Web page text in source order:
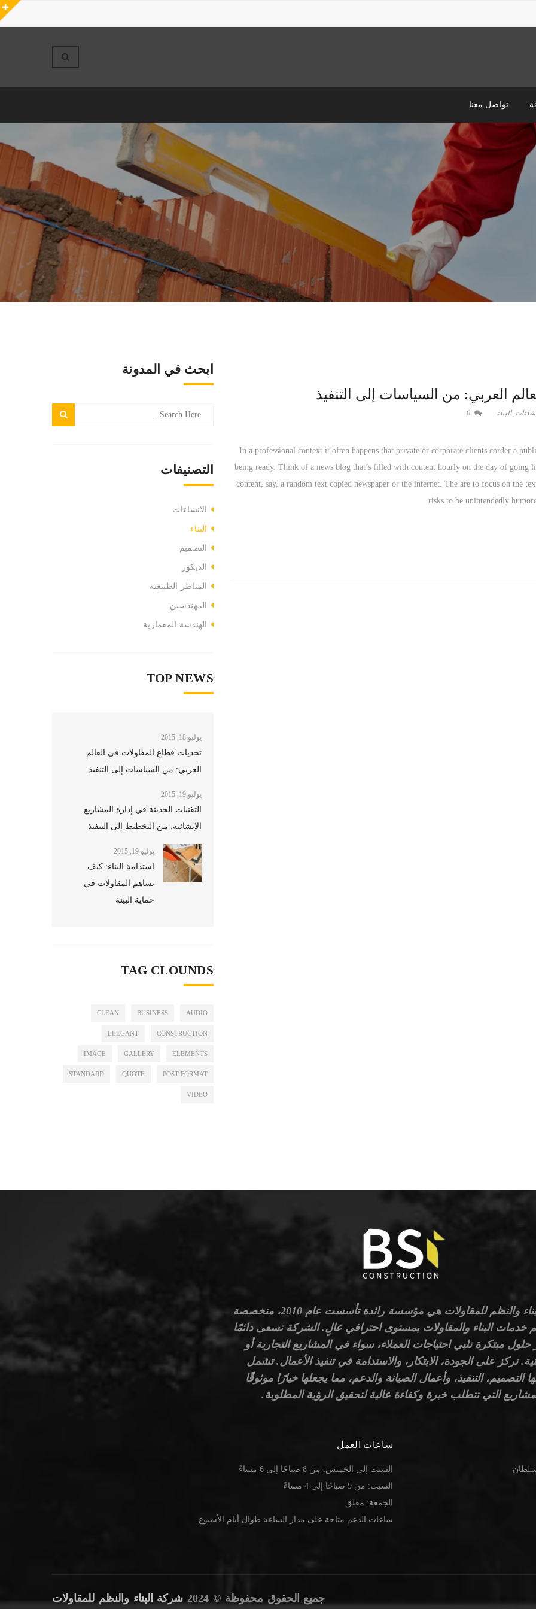
تواصل معنا
العربي: من السياسات إلى التنفيذ
,البناء
In a professional context it often happens that private or corporate clients corder a
being ready. Think of a news blog that’s filled with content hourly on the day of going
content, say, a random text copied newspaper or the internet. The are to focus on the
risks to be unintendedly
ابحث في المدونة
التصنيفات
الانشاءات
البناء
التصميم
الديكور
المناظر الطبيعية
المهندسين
الهندسة المعمارية
TOP NEWS
يوليو 18, 2015
تحديات قطاع المقاولات في العالم
العربي: من السياسات إلى التنفيذ
يوليو 19, 2015
التقنيات الحديثة في إدارة المشاريع
الإنشائية: من التخطيط إلى التنفيذ
يوليو 19, 2015
استدامة البناء: كيف
تساهم المقاولات في
حماية البيئة
TAG CLOUNDS
AUDIO
BUSINESS
CLEAN
CONSTRUCTION
ELEGANT
ELEMENTS
GALLERY
IMAGE
POST FORMAT
QUOTE
STANDARD
VIDEO
شركة البناء والنظم للمقاولات هي مؤسسة رائدة تأسست عام 2010، متخصصة
خدمات البناء والمقاولات بمستوى احترافي عالٍ. الشركة تسعى دائمًا
حلول مبتكرة تلبي احتياجات العملاء، سواء في المشاريع التجارية أو
تركز على الجودة، الابتكار، والاستدامة في تنفيذ الأعمال. تشمل
التصميم، التنفيذ، وأعمال الصيانة والدعم، مما يجعلها خيارًا موثوقًا
التي تتطلب خبرة وكفاءة عالية لتحقيق الرؤية المطلوبة.
سلطان
ساعات العمل
السبت إلى الخميس: من 8 صباحًا إلى 6 مساءً
السبت: من 9 صباحًا إلى 4 مساءً
الجمعة: مغلق
ساعات الدعم متاحة على مدار الساعة طوال أيام الأسبوع
جميع الحقوق محفوظة © 2024 شركة البناء والنظم للمقاولات